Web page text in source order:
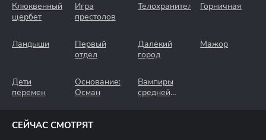
Клюквенный
щербет
Игра
престолов
Телохранители Горничная
Ландыши
Первый
отдел
Далёкий
город
Мажор
Дети
перемен
Основание:
Осман
Вампиры
средней
СЕЙЧАС СМОТРЯТ